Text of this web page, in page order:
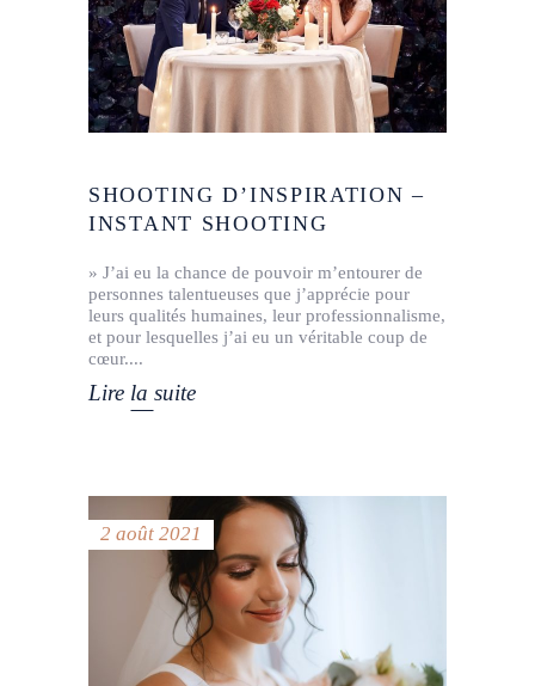
SHOOTING D’INSPIRATION –
INSTANT SHOOTING
» J’ai eu la chance de pouvoir m’entourer de
personnes talentueuses que j’apprécie pour
leurs qualités humaines, leur professionnalisme,
et pour lesquelles j’ai eu un véritable coup de
cœur.
Lire la suite
2 août 2021